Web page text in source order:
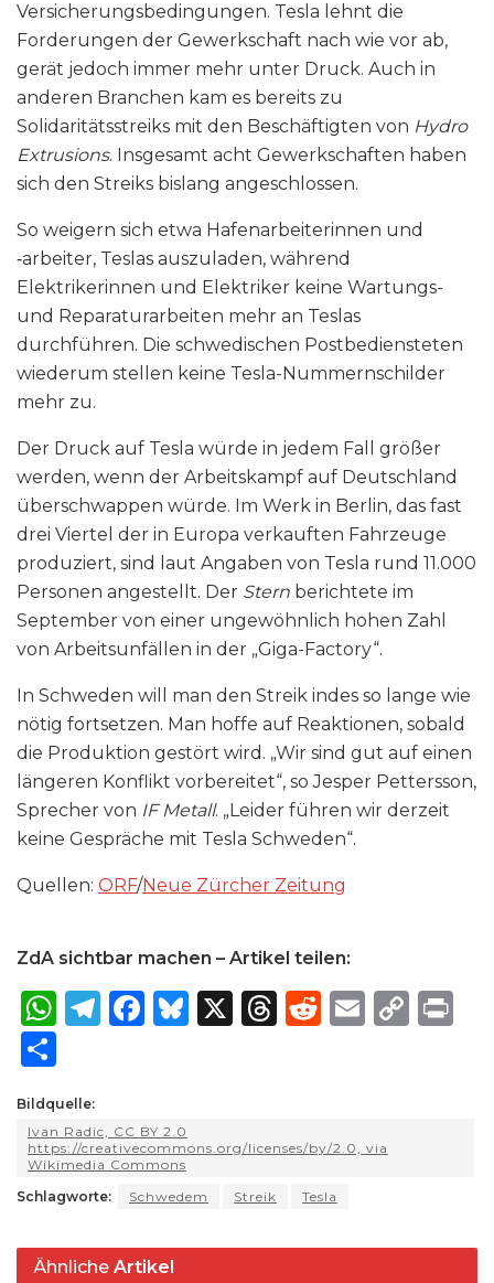
Versicherungsbedingungen. Tesla lehnt die
Forderungen der Gewerkschaft nach wie vor ab,
gerät jedoch immer mehr unter Druck. Auch in
anderen Branchen kam es bereits zu
Solidaritätsstreiks mit den Beschäftigten von Hydro
Extrusions. Insgesamt acht Gewerkschaften haben
sich den Streiks bislang angeschlossen.
So weigern sich etwa Hafenarbeiterinnen und
‑arbeiter, Teslas auszuladen, während
Elektrikerinnen und Elektriker keine Wartungs-
und Reparaturarbeiten mehr an Teslas
durchführen. Die schwedischen Postbediensteten
wiederum stellen keine Tesla-Nummernschilder
mehr zu.
Der Druck auf Tesla würde in jedem Fall größer
werden, wenn der Arbeitskampf auf Deutschland
überschwappen würde. Im Werk in Berlin, das fast
drei Viertel der in Europa verkauften Fahrzeuge
produziert, sind laut Angaben von Tesla rund 11.000
Personen angestellt. Der Stern berichtete im
September von einer ungewöhnlich hohen Zahl
von Arbeitsunfällen in der „Giga-Factory“.
In Schweden will man den Streik indes so lange wie
nötig fortsetzen. Man hoffe auf Reaktionen, sobald
die Produktion gestört wird. „Wir sind gut auf einen
längeren Konflikt vorbereitet“, so Jesper Pettersson,
Sprecher von IF Metall. „Leider führen wir derzeit
keine Gespräche mit Tesla Schweden“.
Quellen: ORF/Neue Zürcher Zeitung
ZdA sichtbar machen – Artikel teilen:
W
ts
A
p
T
ra
m
F
b
o
k
B
k
y
X
T
d
R
t
E
C
ar
e
Bildquelle:
Ivan Radic, CC BY 2.0
https://creativecommons.org/licenses/by/2.0, via
Wikimedia Commons
Schlagworte:
Schwedem Streik Tesla
Ähnliche Artikel